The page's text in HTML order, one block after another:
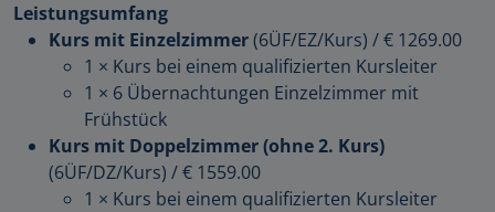
Leistungsumfang
Kurs mit Einzelzimmer(6ÜF/EZ/Kurs) /€ 1269.00
1 × Kurs bei einem qualifizierten Kursleiter
1 × 6 Übernachtungen Einzelzimmer mit
Frühstück
Kurs mit Doppelzimmer (ohne 2. Kurs)
(6ÜF/DZ/Kurs) /€ 1559.00
1 × Kurs bei einem qualifizierten Kursleiter